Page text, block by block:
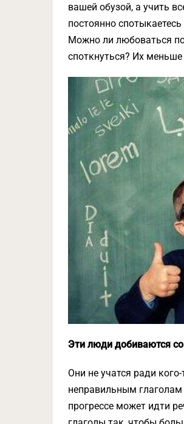
вашей обузой, а учить
постоянно
Можно ли любоваться
споткнуться? Их меньше
Эти люди добиваются
Они не учатся ради
неправильным глаголам
прогрессе может идти